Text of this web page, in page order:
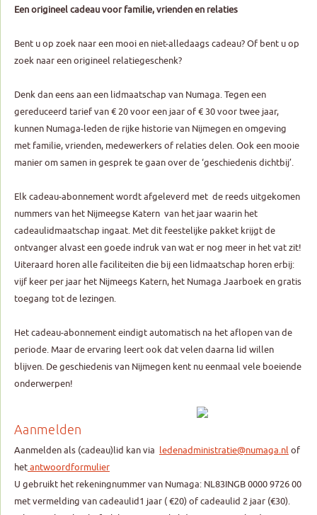
Een origineel cadeau voor familie, vrienden en relaties
Bent u op zoek naar een mooi en niet-alledaags cadeau? Of bent u op
zoek naar een origineel relatiegeschenk?
Denk dan eens aan een lidmaatschap van Numaga. Tegen een
gereduceerd tarief van € 20 voor een jaar of € 30 voor twee jaar,
kunnen Numaga-leden de rijke historie van Nijmegen en omgeving
met familie, vrienden, medewerkers of relaties delen. Ook een mooie
manier om samen in gesprek te gaan over de ‘geschiedenis dichtbij’.
Elk cadeau-abonnement wordt afgeleverd met de reeds uitgekomen
nummers van het Nijmeegse Katern van het jaar waarin het
cadeaulidmaatschap ingaat. Met dit feestelijke pakket krijgt de
ontvanger alvast een goede indruk van wat er nog meer in het vat zit!
Uiteraard horen alle faciliteiten die bij een lidmaatschap horen erbij:
vijf keer per jaar het Nijmeegs Katern, het Numaga Jaarboek en gratis
toegang tot de lezingen.
Het cadeau-abonnement eindigt automatisch na het aflopen van de
periode. Maar de ervaring leert ook dat velen daarna lid willen
blijven. De geschiedenis van Nijmegen kent nu eenmaal vele boeiende
onderwerpen!
Aanmelden
Aanmelden als (cadeau)lid kan via ledenadministratie@numaga.nlof
hetantwoordformulier
U gebruikt het rekeningnummer van Numaga: NL83INGB 0000 9726 00
met vermelding van cadeaulid1 jaar ( €20) of cadeaulid 2 jaar (€30).